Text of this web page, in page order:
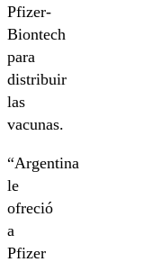
Pfizer-
Biontech
para
distribuir
las
vacunas.
“Argentina
le
ofreció
a
Pfizer